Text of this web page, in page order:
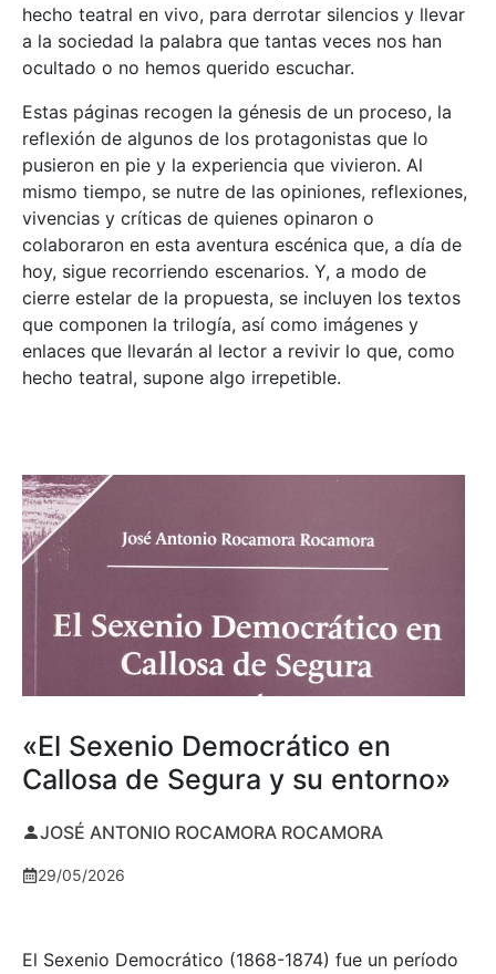
hecho teatral en vivo, para derrotar silencios y llevar
a la sociedad la palabra que tantas veces nos han
ocultado o no hemos querido escuchar.
Estas páginas recogen la génesis de un proceso, la
reflexión de algunos de los protagonistas que lo
pusieron en pie y la experiencia que vivieron. Al
mismo tiempo, se nutre de las opiniones, reflexiones,
vivencias y críticas de quienes opinaron o
colaboraron en esta aventura escénica que, a día de
hoy, sigue recorriendo escenarios. Y, a modo de
cierre estelar de la propuesta, se incluyen los textos
que componen la trilogía, así como imágenes y
enlaces que llevarán al lector a revivir lo que, como
hecho teatral, supone algo irrepetible.
«El Sexenio Democrático en
Callosa de Segura y su entorno»
JOSÉ ANTONIO ROCAMORA ROCAMORA
29/05/2026
El Sexenio Democrático (1868-1874) fue un período